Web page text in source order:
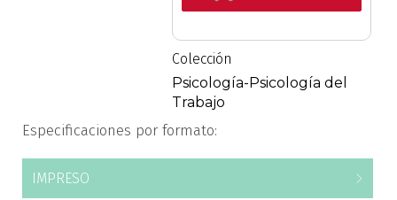
Física
Género
Colección
Psicología-Psicología del
Trabajo
Especificaciones por formato:
IMPRESO